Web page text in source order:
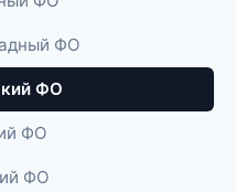
ФО
ФО
ФО
ФО